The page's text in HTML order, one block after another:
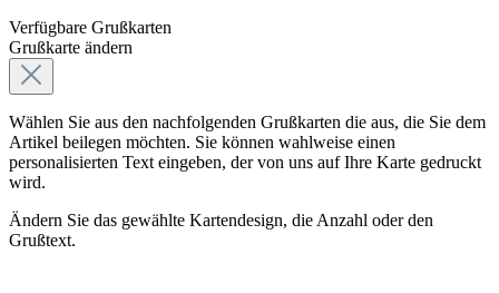
Verfügbare Grußkarten
Grußkarte ändern
Wählen Sie aus den nachfolgenden Grußkarten die aus, die Sie dem
Artikel beilegen möchten. Sie können wahlweise einen
personalisierten Text eingeben, der von uns auf Ihre Karte gedruckt
wird.
Ändern Sie das gewählte Kartendesign, die Anzahl oder den
Grußtext.